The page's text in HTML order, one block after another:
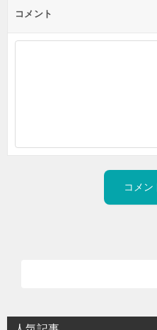
コメント